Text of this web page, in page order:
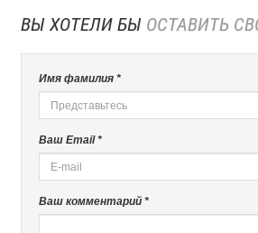
ВЫ ХОТЕЛИ БЫ ОСТАВИТЬ
Имя фамилия *
Ваш Email *
Ваш комментарий *